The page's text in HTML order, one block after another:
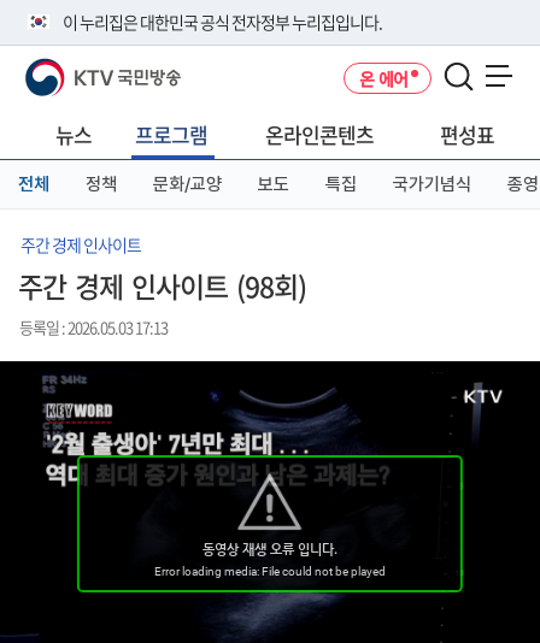
이 누리집은 대한민국 공식 전자정부 누리집입니다.
공식 누리집 주소 확인하기
니다.
이밖에 or.kr 또는 .kr등 다른 도메인 주소를 사용하고 있다면 아래 URL에
서 도메인 주소를 확인해 보세요
KTV 국민방송 온 에어
뉴스 프로그램 온라인콘텐츠 편성표
전체 정책 문화/교양 보도 특집 국가기념식 종영
주간 경제 인사이트
주간 경제 인사이트 (98회)
등록일 : 2026.05.03 17:13